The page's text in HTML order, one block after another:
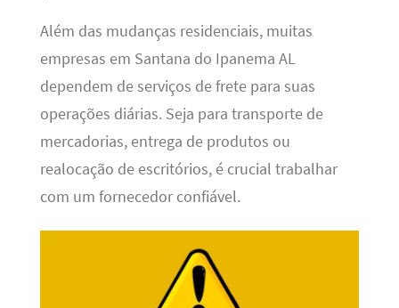
Além das mudanças residenciais, muitas
empresas em Santana do Ipanema AL
dependem de serviços de frete para suas
operações diárias. Seja para transporte de
mercadorias, entrega de produtos ou
realocação de escritórios, é crucial trabalhar
com um fornecedor confiável.